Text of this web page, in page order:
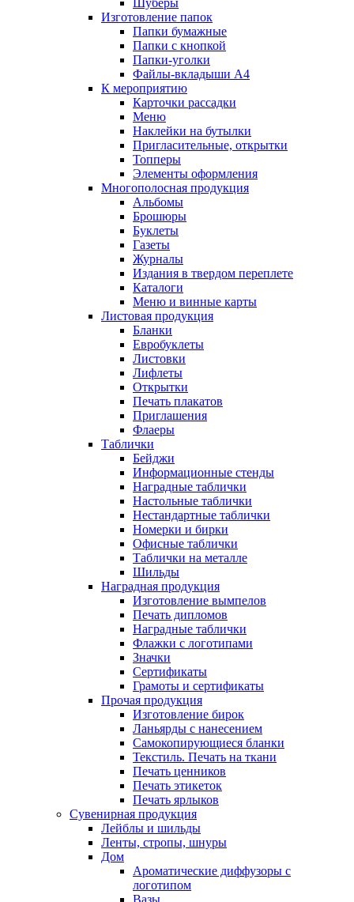
Шуберы
Изготовление папок
Папки бумажные
Папки с кнопкой
Папки-уголки
Файлы-вкладыши А4
К мероприятию
Карточки рассадки
Меню
Наклейки на бутылки
Пригласительные, открытки
Топперы
Элементы оформления
Многополосная продукция
Альбомы
Брошюры
Буклеты
Газеты
Журналы
Издания в твердом переплете
Каталоги
Меню и винные карты
Листовая продукция
Бланки
Евробуклеты
Листовки
Лифлеты
Открытки
Печать плакатов
Приглашения
Флаеры
Таблички
Бейджи
Информационные стенды
Наградные таблички
Настольные таблички
Нестандартные таблички
Номерки и бирки
Офисные таблички
Таблички на металле
Шильды
Наградная продукция
Изготовление вымпелов
Печать дипломов
Наградные таблички
Флажки с логотипами
Значки
Сертификаты
Грамоты и сертификаты
Прочая продукция
Изготовление бирок
Ланьярды с нанесением
Самокопирующиеся бланки
Текстиль. Печать на ткани
Печать ценников
Печать этикеток
Печать ярлыков
Сувенирная продукция
Лейблы и шильды
Ленты, стропы, шнуры
Дом
Ароматические диффузоры с
логотипом